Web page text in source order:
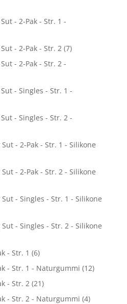
- 2-Pak - Str. 1 -
- 2-Pak - Str. 2 (7)
- 2-Pak - Str. 2 -
- Singles - Str. 1 -
- Singles - Str. 2 -
- 2-Pak - Str. 1 - Silikone
- 2-Pak - Str. 2 - Silikone
- Singles - Str. 1 - Silikone
- Singles - Str. 2 - Silikone
- Str. 1 (6)
- Str. 1 - Naturgummi (12)
- Str. 2 (21)
- Str. 2 - Naturgummi (4)